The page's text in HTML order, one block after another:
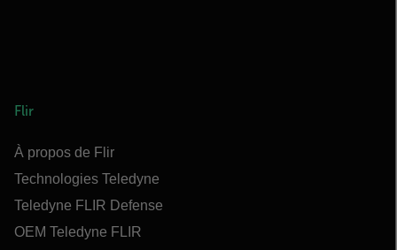
Flir
À propos de Flir
Technologies Teledyne
Teledyne FLIR Defense
OEM Teledyne FLIR